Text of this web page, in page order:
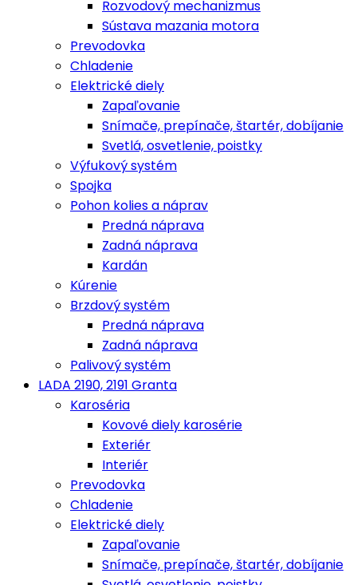
Rozvodový mechanizmus
Sústava mazania motora
Prevodovka
Chladenie
Elektrické diely
Zapaľovanie
Snímače, prepínače, štartér, dobíjanie
Svetlá, osvetlenie, poistky
Výfukový systém
Spojka
Pohon kolies a náprav
Predná náprava
Zadná náprava
Kardán
Kúrenie
Brzdový systém
Predná náprava
Zadná náprava
Palivový systém
LADA 2190, 2191 Granta
Karoséria
Kovové diely karosérie
Exteriér
Interiér
Prevodovka
Chladenie
Elektrické diely
Zapaľovanie
Snímače, prepínače, štartér, dobíjanie